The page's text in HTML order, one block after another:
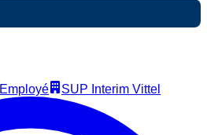
Employé SUP Interim Vittel